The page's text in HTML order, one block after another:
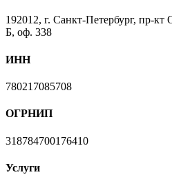
192012, г. Санкт-Петербург, пр-
Б, оф. 338
ИНН
780217085708
ОГРНИП
318784700176410
Услуги